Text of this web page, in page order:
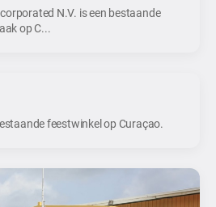
N.V. is een bestaande
op C...
feestwinkel op Curaçao.